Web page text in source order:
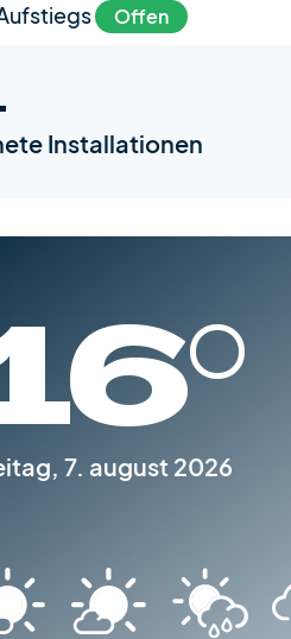
Offen
Installationen
7. august 2026